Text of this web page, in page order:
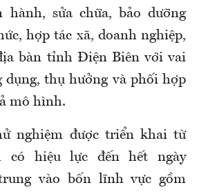
hành, sửa chữa, bảo dưỡng
hợp tác xã, doanh nghiệp,
bàn tỉnh Điện Biên với vai
thụ hưởng và phối hợp
mô hình.
nghiệm được triển khai từ
có hiệu lực đến hết ngày
vào bốn lĩnh vực gồm